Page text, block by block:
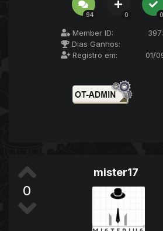
94 0 0
Member ID:
Dias Ganhos:
Registro em:
01/
0
mister17